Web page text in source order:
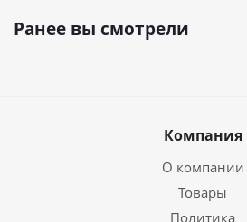
Ранее вы смотрели
Компания
О компании
Товары
Политика